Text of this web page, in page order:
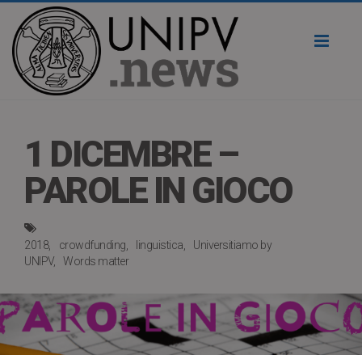
1 DICEMBRE –
PAROLE IN GIOCO
2018 crowdfunding linguistica
Universitiamo by
UNIPV
Words matter